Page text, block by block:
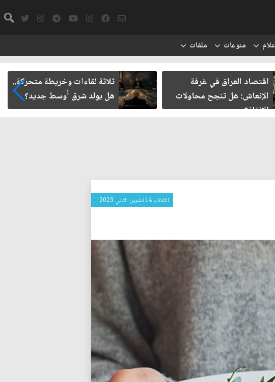
منوعات ملفات
العراق في غرفة
هل تنجح محاولات
ثلاثة لقاءات وخريطة متحركة..
هل يولد شرق أوسط جديد؟
الثلاثاء 14 تشرين الثاني 2023